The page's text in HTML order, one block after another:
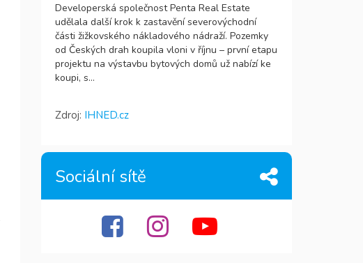
Developerská společnost Penta Real Estate
udělala další krok k zastavění severovýchodní
části žižkovského nákladového nádraží. Pozemky
od Českých drah koupila vloni v říjnu – první etapu
projektu na výstavbu bytových domů už nabízí ke
koupi, s...
Zdroj: IHNED.cz
Sociální sítě